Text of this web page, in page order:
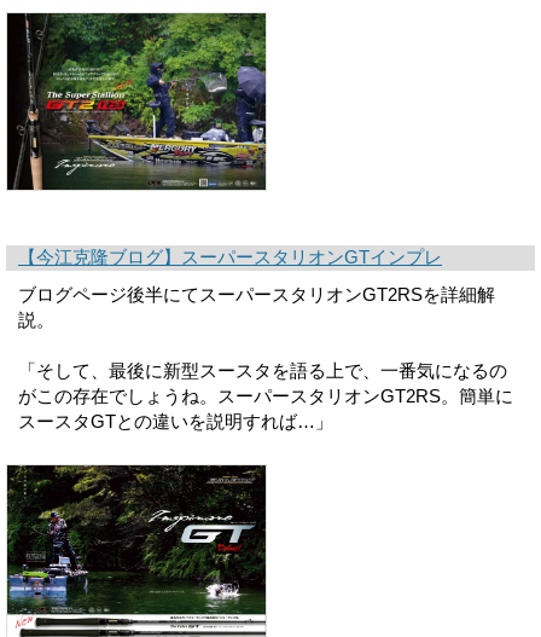
【今江克隆ブログ】スーパースタリオンGTインプレ
ブログページ後半にてスーパースタリオンGT2RSを詳細解
説。
「そして、最後に新型スースタを語る上で、一番気になるの
がこの存在でしょうね。スーパースタリオンGT2RS。簡単に
スースタGTとの違いを説明すれば…」